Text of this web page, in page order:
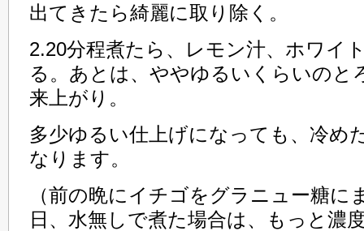
出てきたら綺麗に取り除く。
2.20分程煮たら、レモン汁、ホワイ
る。あとは、ややゆるいくらいのと
来上がり。
多少ゆるい仕上げになっても、冷め
なります。
（前の晩にイチゴをグラニュー糖に
日、水無しで煮た場合は、もっと濃